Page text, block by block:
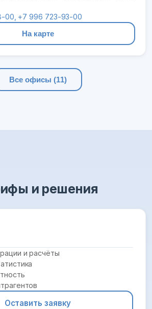
00, +7 996 723-93-00
На карте
Все офисы (11)
и решения
и расчёты
Оставить заявку